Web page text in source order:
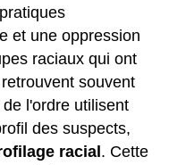
et une oppression
raciaux qui ont
souvent
l'ordre utilisent
des suspects,
racial . Cette